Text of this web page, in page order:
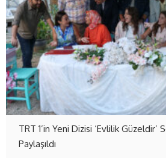
TRT 1’in Yeni Dizisi ‘Evlilik
Paylaşıldı